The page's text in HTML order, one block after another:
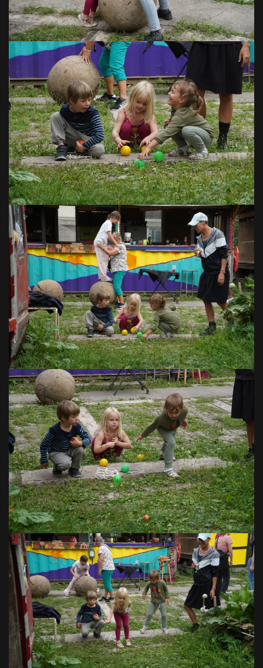
VOIR EN GRAND
VOIR EN GRAND
VOIR EN GRAND
VOIR EN GRAND